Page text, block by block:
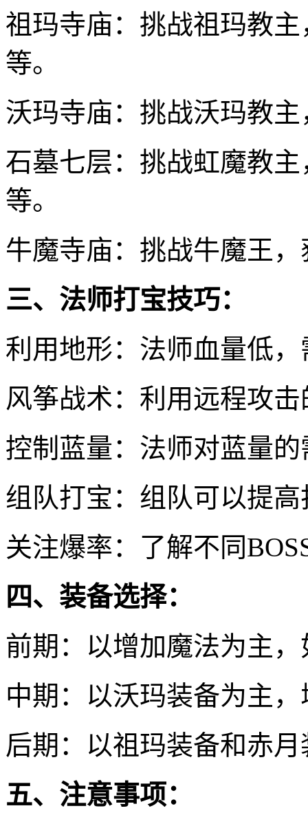
祖玛寺庙：挑战祖玛教
等。
沃玛寺庙：挑战沃玛教
石墓七层：挑战虹魔教
等。
牛魔寺庙：挑战牛魔王
三、法师打宝技巧：
利用地形：法师血量低
风筝战术：利用远程攻
控制蓝量：法师对蓝量
组队打宝：组队可以提
关注爆率：了解不同
四、装备选择：
前期：以增加魔法为主
中期：以沃玛装备为主
后期：以祖玛装备和赤
五、注意事项：